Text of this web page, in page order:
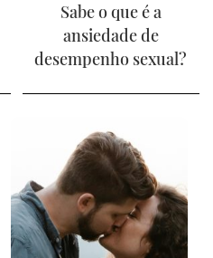
Sabe o que é a
ansiedade de
desempenho sexual?